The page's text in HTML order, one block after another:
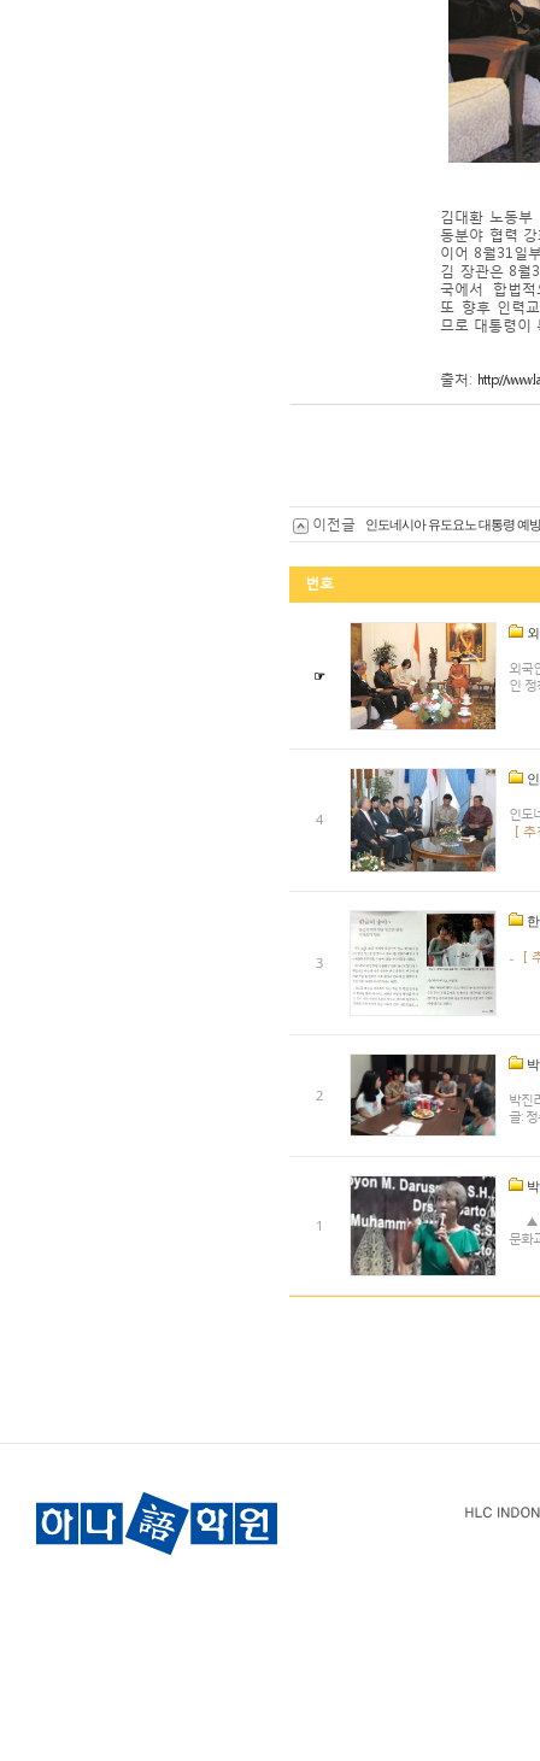
김대환 노동부
동분야 협력
이어 8월31일
김 장관은 8월
국에서 합법적
또 향후 인력
므로 대통령이
출처: http://
이전글 인도네시아 유도요노 대통령 예방
번호
☞
외국
인 정
4
인
[ 추
3 ... [
2
박진
글: 정
1
▲
문화